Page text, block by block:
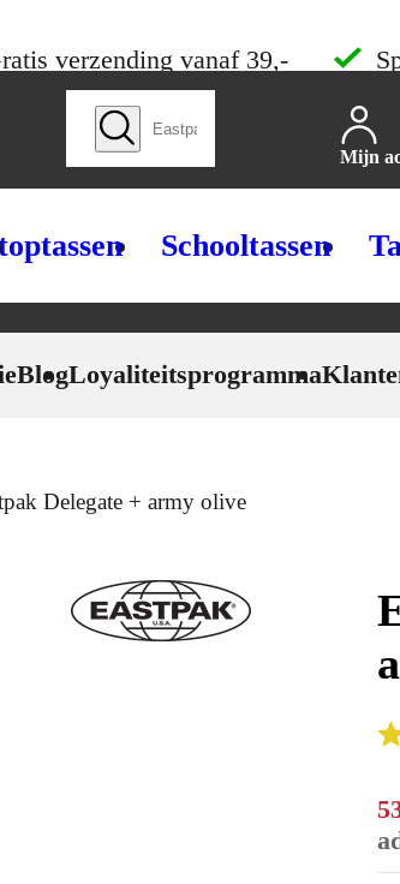
verzending vanaf 39,-
Schooltassen
BlogLoyaliteitsprogramma
Mijn
Delegate + army olive